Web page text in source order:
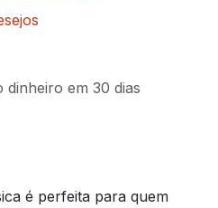
dinheiro em 30 dias
é perfeita para quem